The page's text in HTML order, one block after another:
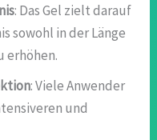
: Das Gel zielt darauf
sowohl in der Länge
erhöhen.
: Viele Anwender
und